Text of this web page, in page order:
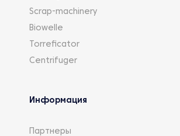
Scrap-machinery
Biowelle
Torreficator
Centrifuger
Информация
Партнеры